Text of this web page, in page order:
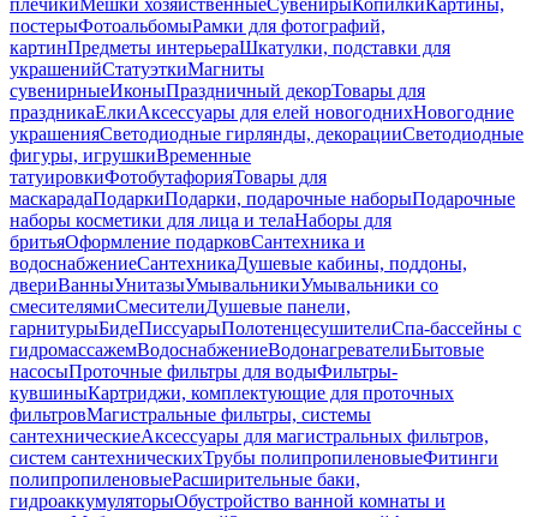
плечикиМешки хозяйственныеСувенирыКопилкиКартины,
постерыФотоальбомыРамки для фотографий,
картинПредметы интерьераШкатулки, подставки для
украшенийСтатуэткиМагниты
сувенирныеИконыПраздничный декорТовары для
праздникаЕлкиАксессуары для елей новогоднихНовогодние
украшенияСветодиодные гирлянды, декорацииСветодиодные
фигуры, игрушкиВременные
татуировкиФотобутафорияТовары для
маскарадаПодаркиПодарки, подарочные наборыПодарочные
наборы косметики для лица и телаНаборы для
бритьяОформление подарковСантехника и
водоснабжениеСантехникаДушевые кабины, поддоны,
двериВанныУнитазыУмывальникиУмывальники со
смесителямиСмесителиДушевые панели,
гарнитурыБидеПиссуарыПолотенцесушителиСпа-бассейны с
гидромассажемВодоснабжениеВодонагревателиБытовые
насосыПроточные фильтры для водыФильтры-
кувшиныКартриджи, комплектующие для проточных
фильтровМагистральные фильтры, системы
сантехническиеАксессуары для магистральных фильтров,
систем сантехническихТрубы полипропиленовыеФитинги
полипропиленовыеРасширительные баки,
гидроаккумуляторыОбустройство ванной комнаты и